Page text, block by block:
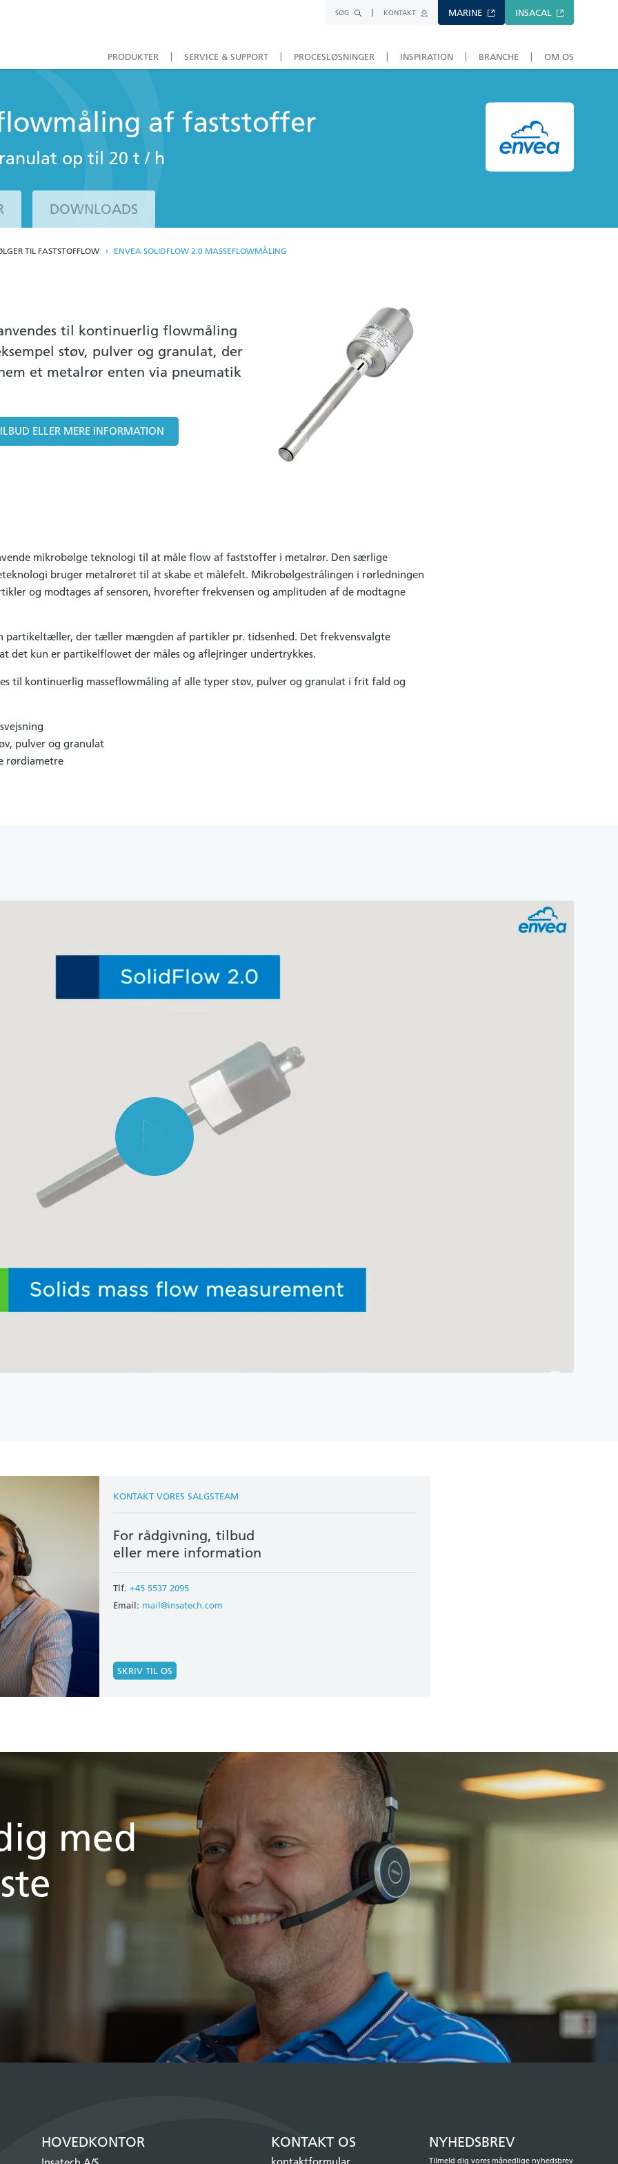
SØG KONTAKT MARINE INSACAL
PRODUKTER SERVICE & SUPPORT PROCESLØSNINGER INSPIRATION BRANCHE OM OS
af faststoffer
op til 20 t / h
DOWNLOADS
TIL FASTSTOFFLOW ENVEA SOLIDFLOW 2.0 MASSEFLOWMÅLING
til kontinuerlig flowmåling
støv, pulver og granulat, der
et metalrør enten via pneumatik
ELLER MERE INFORMATION
mikrobølge teknologi til at måle flow af faststoffer i metalrør. Den særlige
bruger metalrøret til at skabe et målefelt. Mikrobølgestrålingen i rørledningen
og modtages af sensoren, hvorefter frekvensen og amplituden af ​​de modtagne
partikeltæller, der tæller mængden af ​​partikler pr. tidsenhed. Det frekvensvalgte
det kun er partikelflowet der måles og aflejringer undertrykkes.
til kontinuerlig masseflowmåling af alle typer støv, pulver og granulat i frit fald og
pulver og granulat
rørdiametre
Mute
Enter
KONTAKT VORES SALGSTEAM
For rådgivning, tilbud
eller mere information
Tlf. +45 5537 2095
Email: mail@insatech.com
SKRIV TIL OS
med
HOVEDKONTOR KONTAKT OS NYHEDSBREV
Tilmeld dig vores månedlige nyhedsbrev